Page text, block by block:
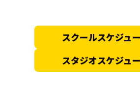
スクールスケジュ
スタジオスケジュ